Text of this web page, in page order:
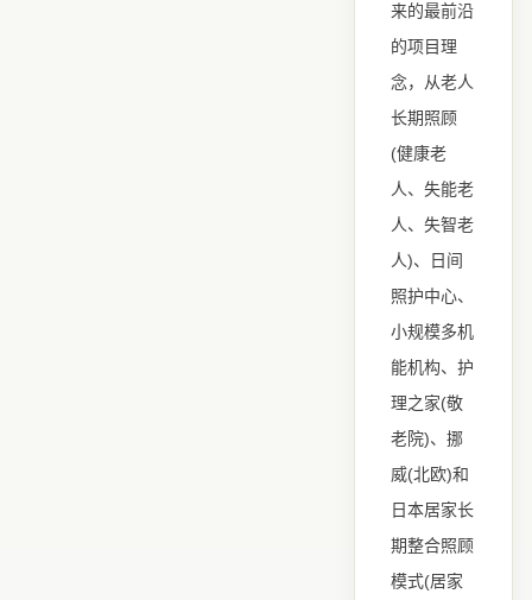
来的最前沿
的项目理
念，从老人
长期照顾
(健康老
人、失能老
人、失智老
人)、日间
照护中心、
小规模多机
能机构、护
理之家(敬
老院)、挪
威(北欧)和
日本居家长
期整合照顾
模式(居家